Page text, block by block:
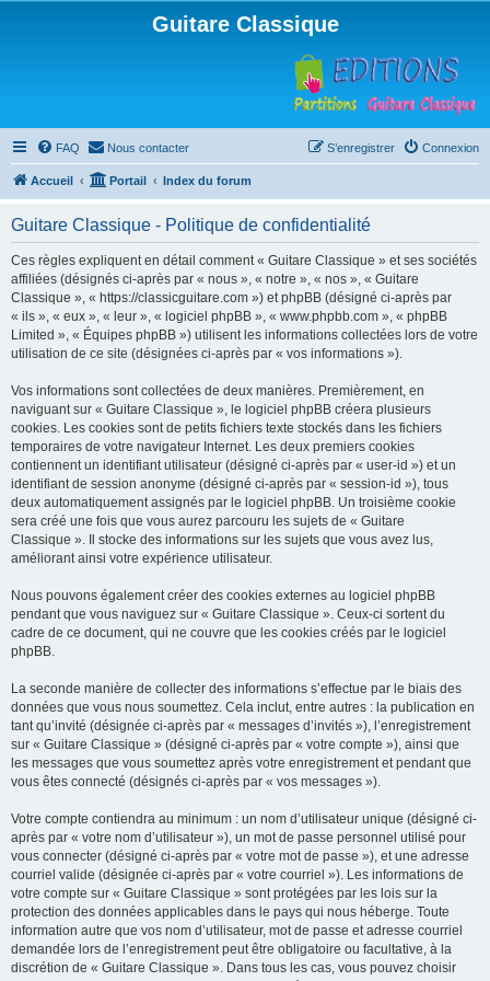
Guitare Classique
FAQ Nous contacter Connexion
S’enregistrer
Accueil Portail Index du forum
Guitare Classique - Politique de confidentialité
Ces règles expliquent en détail comment « Guitare Classique » et ses sociétés
affiliées (désignés ci-après par « nous », « notre », « nos », « Guitare
Classique », « https://classicguitare.com ») et phpBB (désigné ci-après par
« ils », « eux », « leur », « logiciel phpBB », « www.phpbb.com », « phpBB
Limited », « Équipes phpBB ») utilisent les informations collectées lors de votre
utilisation de ce site (désignées ci-après par « vos informations »).
Vos informations sont collectées de deux manières. Premièrement, en
naviguant sur « Guitare Classique », le logiciel phpBB créera plusieurs
cookies. Les cookies sont de petits fichiers texte stockés dans les fichiers
temporaires de votre navigateur Internet. Les deux premiers cookies
contiennent un identifiant utilisateur (désigné ci-après par « user-id ») et un
identifiant de session anonyme (désigné ci-après par « session-id »), tous
deux automatiquement assignés par le logiciel phpBB. Un troisième cookie
sera créé une fois que vous aurez parcouru les sujets de « Guitare
Classique ». Il stocke des informations sur les sujets que vous avez lus,
améliorant ainsi votre expérience utilisateur.
Nous pouvons également créer des cookies externes au logiciel phpBB
pendant que vous naviguez sur « Guitare Classique ». Ceux-ci sortent du
cadre de ce document, qui ne couvre que les cookies créés par le logiciel
phpBB.
La seconde manière de collecter des informations s’effectue par le biais des
données que vous nous soumettez. Cela inclut, entre autres : la publication en
tant qu’invité (désignée ci-après par « messages d’invités »), l’enregistrement
sur « Guitare Classique » (désigné ci-après par « votre compte »), ainsi que
les messages que vous soumettez après votre enregistrement et pendant que
vous êtes connecté (désignés ci-après par « vos messages »).
Votre compte contiendra au minimum : un nom d’utilisateur unique (désigné ci-
après par « votre nom d’utilisateur »), un mot de passe personnel utilisé pour
vous connecter (désigné ci-après par « votre mot de passe »), et une adresse
courriel valide (désignée ci-après par « votre courriel »). Les informations de
votre compte sur « Guitare Classique » sont protégées par les lois sur la
protection des données applicables dans le pays qui nous héberge. Toute
information autre que vos nom d’utilisateur, mot de passe et adresse courriel
demandée lors de l’enregistrement peut être obligatoire ou facultative, à la
discrétion de « Guitare Classique ». Dans tous les cas, vous pouvez choisir